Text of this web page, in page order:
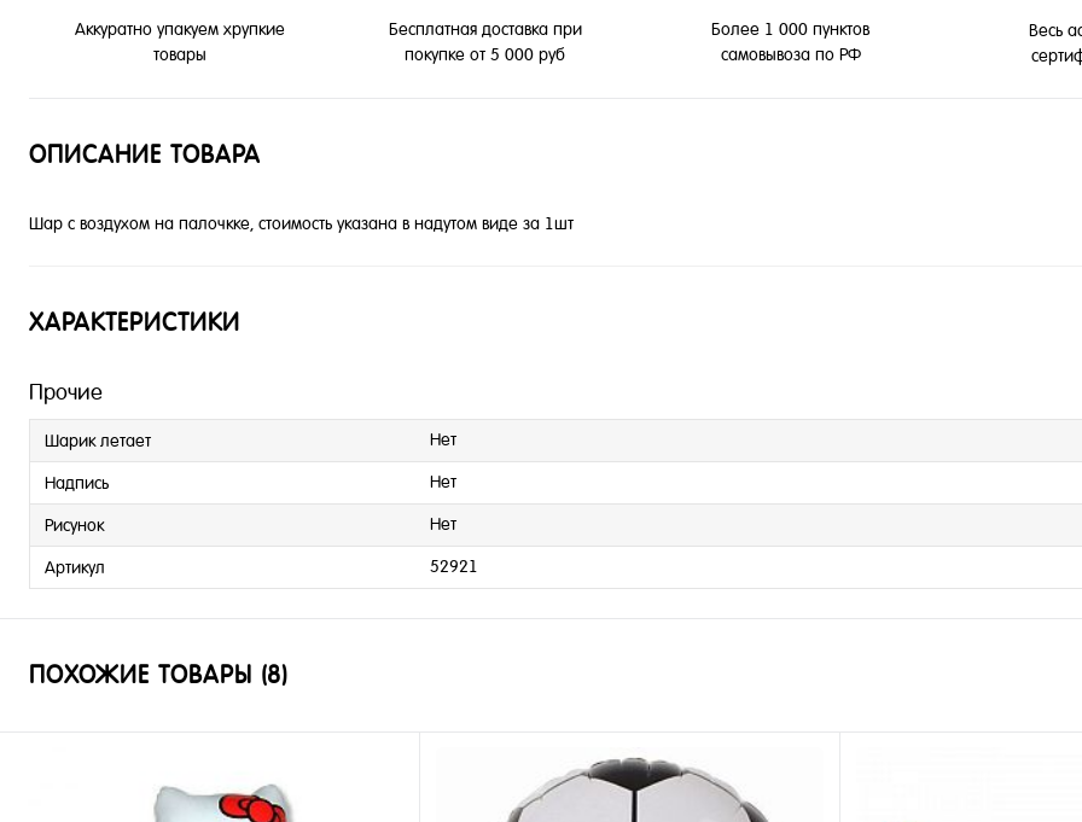
Аккуратно упакуем хрупкие
товары
Бесплатная доставка при
покупке от 5 000 руб
Более 1 000 пунктов
самовывоза по РФ
Весь
ОПИСАНИЕ ТОВАРА
Шар с воздухом на палочкке, стоимость указана в надутом виде за 1шт
ХАРАКТЕРИСТИКИ
Прочие
Шарик летает Нет
Надпись Нет
Рисунок Нет
Артикул 52921
ПОХОЖИЕ ТОВАРЫ (8)